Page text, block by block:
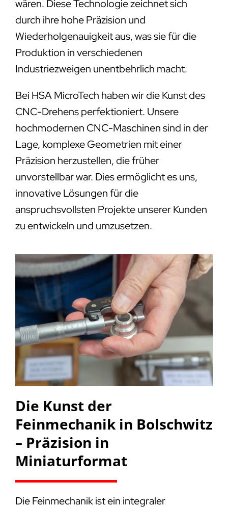
wären. Diese Technologie zeichnet sich
durch ihre hohe Präzision und
Wiederholgenauigkeit aus, was sie für die
Produktion in verschiedenen
Industriezweigen unentbehrlich macht.
Bei HSA MicroTech haben wir die Kunst des
CNC-Drehens perfektioniert. Unsere
hochmodernen CNC-Maschinen sind in der
Lage, komplexe Geometrien mit einer
Präzision herzustellen, die früher
unvorstellbar war. Dies ermöglicht es uns,
innovative Lösungen für die
anspruchsvollsten Projekte unserer Kunden
zu entwickeln und umzusetzen.
Die Kunst der
Feinmechanik in Bolschwitz
– Präzision in
Miniaturformat
Die Feinmechanik ist ein integraler